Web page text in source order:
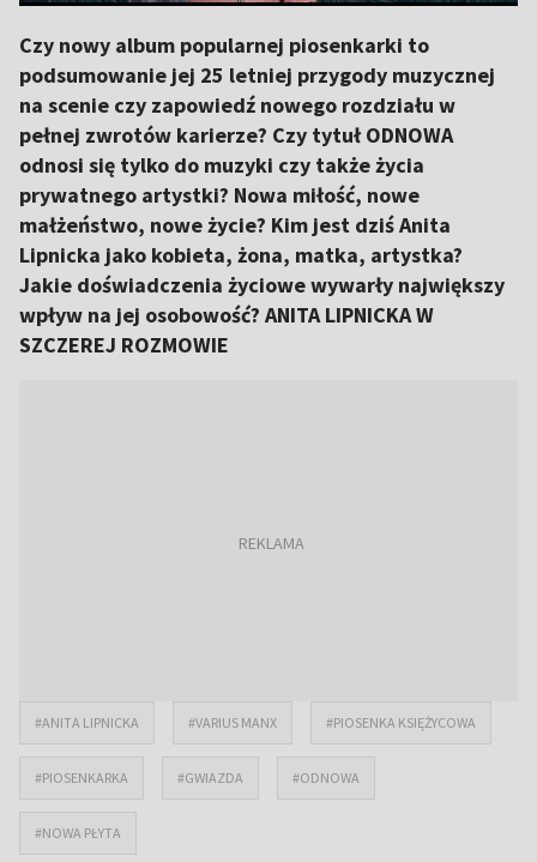
Czy nowy album popularnej piosenkarki to
podsumowanie jej 25 letniej przygody muzycznej
na scenie czy zapowiedź nowego rozdziału w
pełnej zwrotów karierze? Czy tytuł ODNOWA
odnosi się tylko do muzyki czy także życia
prywatnego artystki? Nowa miłość, nowe
małżeństwo, nowe życie? Kim jest dziś Anita
Lipnicka jako kobieta, żona, matka, artystka?
Jakie doświadczenia życiowe wywarły największy
wpływ na jej osobowość? ANITA LIPNICKA W
SZCZEREJ ROZMOWIE
#ANITA LIPNICKA #VARIUS MANX #PIOSENKA KSIĘŻYCOWA
#PIOSENKARKA #GWIAZDA #ODNOWA
#NOWA PŁYTA